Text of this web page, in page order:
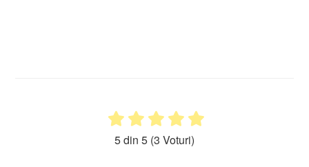
5 din 5(3 Voturi)